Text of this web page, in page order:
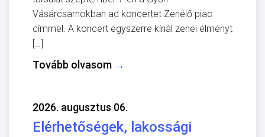
Vásárcsarnokban ad koncertet Zenélő piac
címmel. A koncert egyszerre kínál zenei élményt
[…]
Tovább olvasom →
2026. augusztus 06.
Elérhetőségek, lakossági